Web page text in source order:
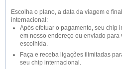
Escolha o plano, a data da viagem e
internacional:
Após efetuar o pagamento, seu chip
em nosso endereço ou enviado para
escolhida.
Faça e receba ligações ilimitadas
seu chip internacional.